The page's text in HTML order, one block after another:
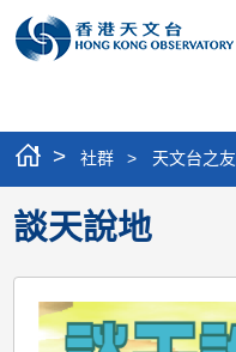
> 社群 > 天文台之友
談天說地